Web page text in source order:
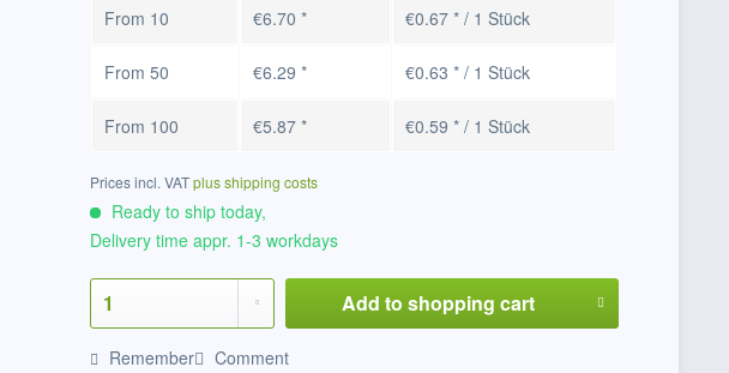
From 10 €6.70 * €0.67 * / 1 Stück
From50 €6.29 * €0.63 * / 1 Stück
From 100 €5.87 * €0.59 * / 1 Stück
Prices incl. VATplus shipping costs
Ready to ship today,
Delivery time appr. 1-3 workdays
Add to shopping cart
Remember Comment